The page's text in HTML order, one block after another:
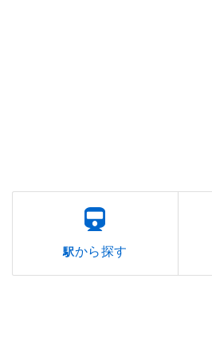
駅から探す